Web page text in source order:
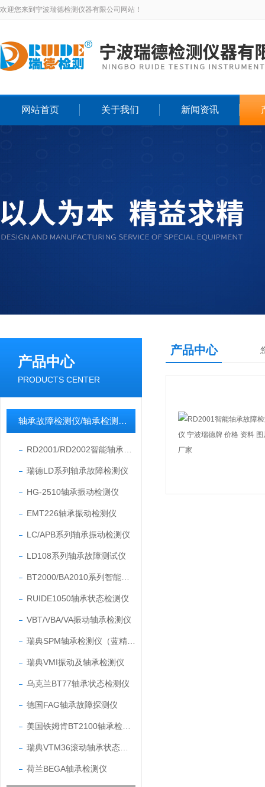
欢迎您来到宁波瑞德检测仪器有限公司网站！
网站首页 关于我们 新闻资讯
产品中心
PRODUCTS CENTER
轴承故障检测仪/轴承检测仪/轴承故障诊断仪
瑞德LD系列轴承故障检测仪
HG-2510轴承振动检测仪
EMT226轴承振动检测仪
LC/APB系列轴承振动检测仪
LD108系列轴承故障测试仪
RUIDE1050轴承状态检测仪
VBT/VBA/VA振动轴承检测仪
瑞典VMI振动及轴承检测仪
乌克兰BT77轴承状态检测仪
德国FAG轴承故障探测仪
荷兰BEGA轴承检测仪
产品中心